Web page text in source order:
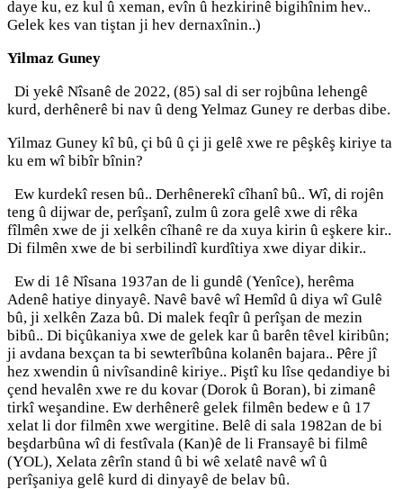
daye ku, ez kul û xeman, evîn û hezkirinê bigihînim hev..
Gelek kes van tiştan ji hev dernaxînin..)
Yilmaz Guney
Di yekê Nîsanê de 2022, (85) sal di ser rojbûna lehengê
kurd, derhênerê bi nav û deng Yelmaz Guney re derbas dibe.
Yilmaz Guney kî bû, çi bû û çi ji gelê xwe re pêşkêş kiriye ta
ku em wî bibîr bînin?
Ew kurdekî resen bû.. Derhênerekî cîhanî bû.. Wî, di rojên
teng û dijwar de, perîşanî, zulm û zora gelê xwe di rêka
fîlmên xwe de ji xelkên cîhanê re da xuya kirin û eşkere kir..
Di filmên xwe de bi serbilindî kurdîtiya xwe diyar dikir..
Ew di 1ê Nîsana 1937an de li gundê (Yenîce), herêma
Adenê hatiye dinyayê. Navê bavê wî Hemîd û diya wî Gulê
bû, ji xelkên Zaza bû. Di malek feqîr û perîşan de mezin
bibû.. Di biçûkaniya xwe de gelek kar û barên têvel kiribûn;
ji avdana bexçan ta bi sewterîbûna kolanên bajara.. Pêre jî
hez xwendin û nivîsandinê kiriye.. Piştî ku lîse qedandiye bi
çend hevalên xwe re du kovar (Dorok û Boran), bi zimanê
tirkî weşandine. Ew derhênerê gelek filmên bedew e û 17
xelat li dor filmên xwe wergitine. Belê di sala 1982an de bi
beşdarbûna wî di festîvala (Kan)ê de li Fransayê bi filmê
(YOL), Xelata zêrîn stand û bi wê xelatê navê wî û
perîşaniya gelê kurd di dinyayê de belav bû.